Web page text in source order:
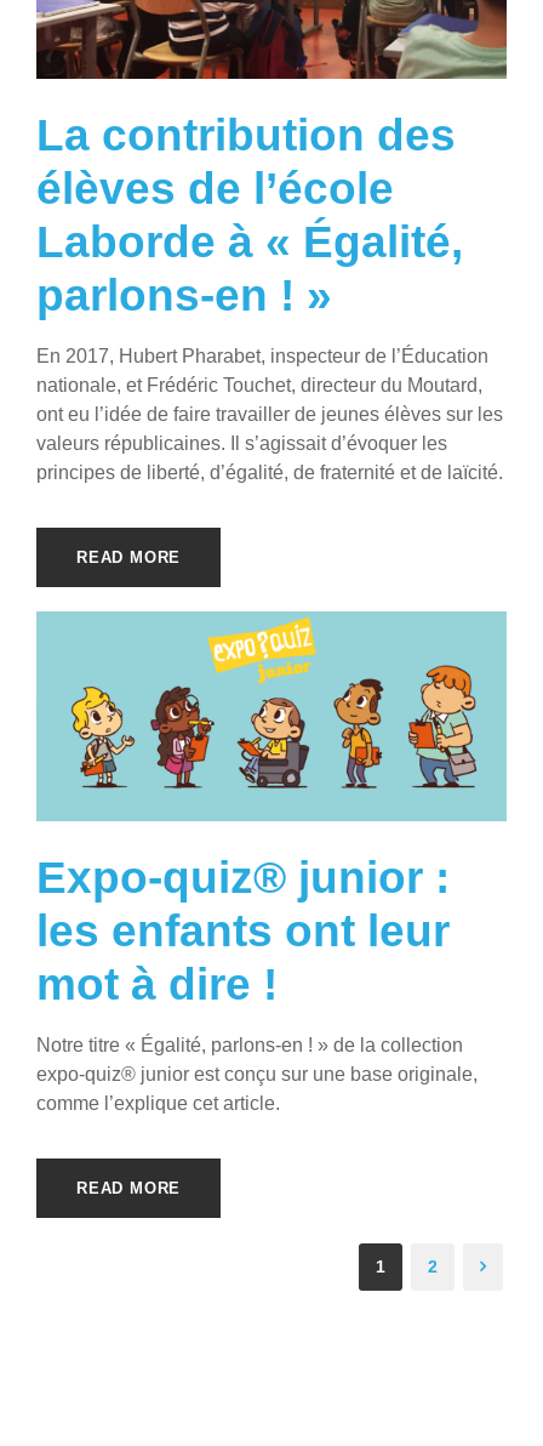
La contribution des
élèves de l’école
Laborde à « Égalité,
parlons-en ! »
En 2017, Hubert Pharabet, inspecteur de l’Éducation
nationale, et Frédéric Touchet, directeur du Moutard,
ont eu l’idée de faire travailler de jeunes élèves sur les
valeurs républicaines. Il s’agissait d’évoquer les
principes de liberté, d’égalité, de fraternité et de laïcité.
READ MORE
Expo-quiz® junior :
les enfants ont leur
mot à dire !
Notre titre « Égalité, parlons-en ! » de la collection
expo-quiz® junior est conçu sur une base originale,
comme l’explique cet article.
READ MORE
1 2